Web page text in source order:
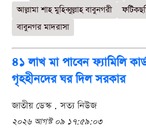
আল্লামা শাহ মুহিব্বুল্লাহ বাবুনগরী
বাবুনগর মাদরাসা
৪১ লাখ মা পাবেন ফ্যামিলি
গৃহহীনদের ঘর দিল সরকার
জাতীয় ডেস্ক . সত্য নিউজ
২০২৬ আগস্ট ০৯ ১৭:৫৯:০৩